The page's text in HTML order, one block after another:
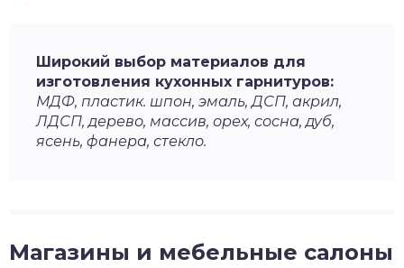
Широкий выбор материалов для
изготовления кухонных гарнитуров:
МДФ, пластик. шпон, эмаль, ДСП, акрил,
ЛДСП, дерево, массив, орех, сосна, дуб,
ясень, фанера, стекло.
Магазины и мебельные салоны